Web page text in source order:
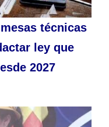
técnicas
ley que
2027